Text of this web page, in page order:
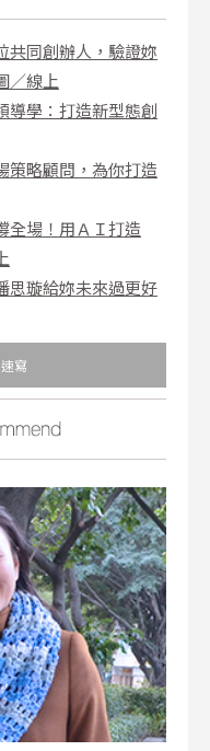
共同創辦人，驗證妳
／線上
導學：打造新型態創
策略顧問，為你打造
全場！用ＡＩ打造
思璇給妳未來過更好
速寫